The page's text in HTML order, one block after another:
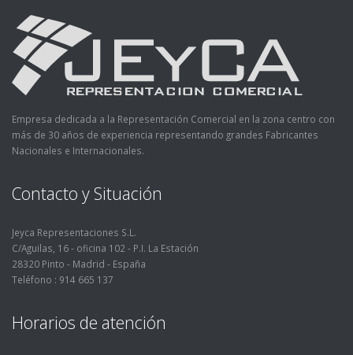
Empresa dedicada a la Representación Comercial en la zona centro con
más de 30 años de experiencia representando grandes Fabricantes
Nacionales e Internacionales.
Contacto y Situación
Jeyca Representaciones S.L.
C/Aguilas, 16 - oficina 102 - P.I. La Estación
28320 Pinto - Madrid - España
Teléfono : 914 665 137
Horarios de atención